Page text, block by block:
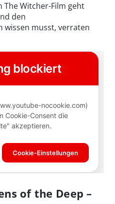
The Witcher-Film geht
den
wissen musst, verraten
of the Deep –